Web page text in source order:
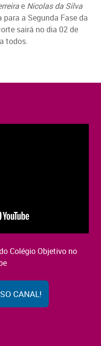
e Nicolas da Silva
a Segunda Fase da
sairá no dia 02 de
todos.
Colégio Objetivo no
CANAL!